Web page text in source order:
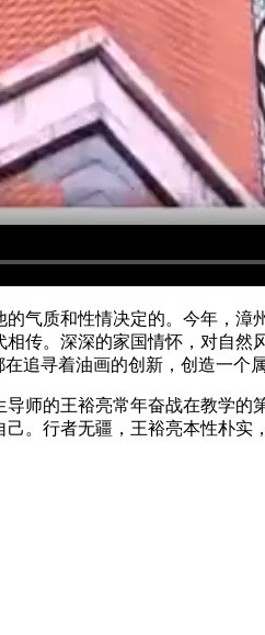
气质和性情决定的。今年，
传。深深的家国情怀，对自
追寻着油画的创新，创造一个
师的王裕亮常年奋战在教学
。行者无疆，王裕亮本性朴实